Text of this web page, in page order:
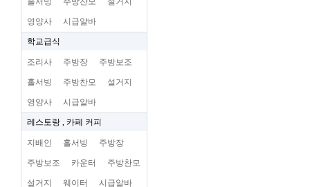
영양사 시급알바
학교급식
조리사 주방장 주방보조
홀서빙 주방찬모 설거지
영양사 시급알바
레스토랑 , 카페 커피
지배인 홀서빙 주방장
주방보조 카운터 주방찬모
설거지 웨이터 시급알바